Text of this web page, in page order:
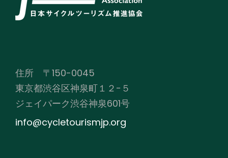
住所 〒150-0045
東京都渋谷区神泉町１２−５
ジェイパーク渋谷神泉601号
info@cycletourismjp.org